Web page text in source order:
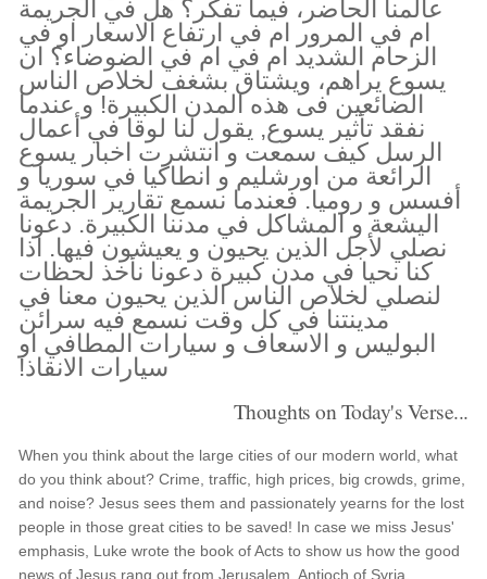
عالمنا الحاضر، فيما تفكر؟ هل في الجريمة
ام في المرور ام في ارتفاع الاسعار او في
الزحام الشديد ام في ام في الضوضاء؟ ان
يسوع يراهم، ويشتاق بشغف لخلاص الناس
الضائعين فى هذه المدن الكبيرة! و عندما
نفقد تأثير يسوع, يقول لنا لوقا في أعمال
الرسل كيف سمعت و انتشرت اخبار يسوع
الرائعة من اورشليم و انطاكيا في سوريا و
أفسس و روميا. فعندما نسمع تقارير الجريمة
اليشعة و المشاكل في مدننا الكبيرة. دعونا
نصلي لأجل الذين يحيون و يعيشون فيها. اذا
كنا نحيا في مدن كبيرة دعونا نأخذ لحظات
لنصلي لخلاص الناس الذين يحيون معنا في
مدينتنا في كل وقت نسمع فيه سرائن
البوليس و الاسعاف و سيارات المطافي او
سيارات الانقاذ!
Thoughts on Today's Verse...
When you think about the large cities of our modern world, what
do you think about? Crime, traffic, high prices, big crowds, grime,
and noise? Jesus sees them and passionately yearns for the lost
people in those great cities to be saved! In case we miss Jesus'
emphasis, Luke wrote the book of Acts to show us how the good
news of Jesus rang out from Jerusalem, Antioch of Syria,